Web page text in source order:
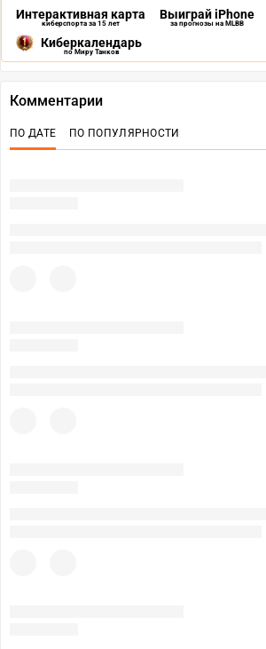
Интерактивная карта
киберспорта за 15 лет
Выиграй iPhone
за прогнозы на MLBB
Киберкалендарь
по Миру Танков
Комментарии
ПО ДАТЕ ПО ПОПУЛЯРНОСТИ